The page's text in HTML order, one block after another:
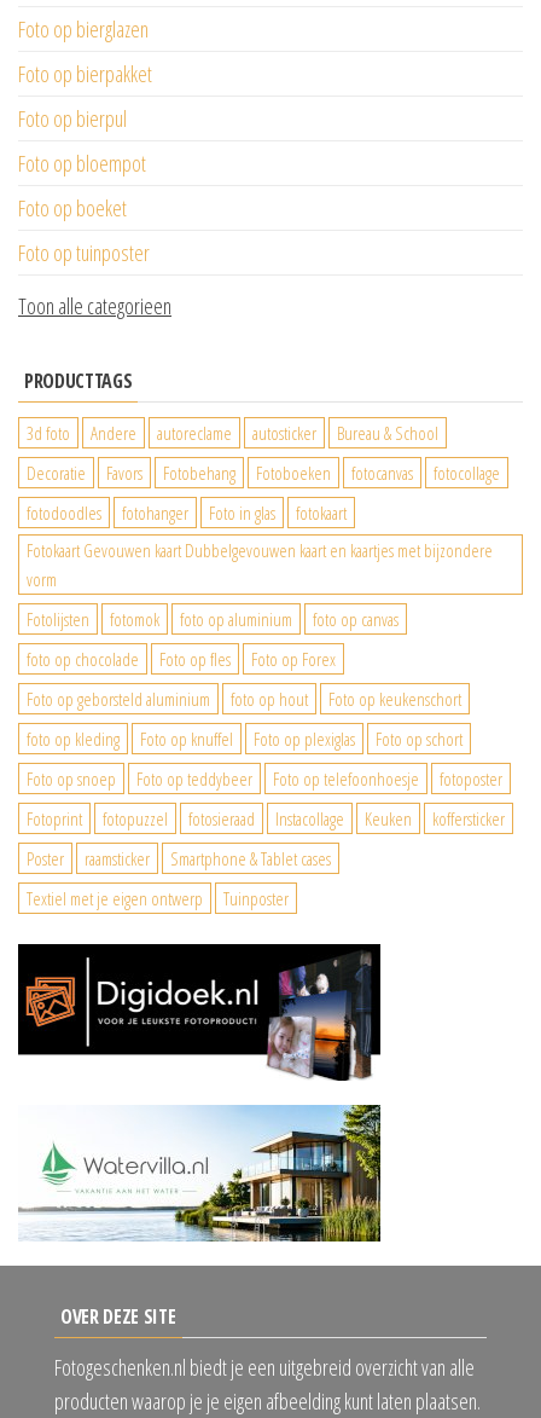
Foto op bierglazen
Foto op bierpakket
Foto op bierpul
Foto op bloempot
Foto op boeket
Foto op tuinposter
Toon alle categorieen
PRODUCTTAGS
3d foto Andere autoreclame autosticker
Bureau & School
Decoratie
Favors Fotobehang Fotoboeken fotocanvas
fotocollage
fotodoodles
fotohanger Foto in glas
fotokaart
Fotokaart Gevouwen kaart Dubbelgevouwen kaart en kaartjes met bijzondere
vorm
Fotolijsten
fotomok foto op aluminium
foto op canvas
foto op chocolade
Foto op fles
Foto op Forex
Foto op geborsteld aluminium
foto op hout
Foto op keukenschort
foto op kleding
Foto op knuffel Foto op plexiglas
Foto op schort
Foto op snoep
Foto op teddybeer Foto op telefoonhoesje
fotoposter
Fotoprint
fotopuzzel fotosieraad Instacollage Keuken
koffersticker
Poster
raamsticker
Smartphone & Tablet cases
Textiel met je eigen ontwerp
Tuinposter
OVER DEZE SITE
Fotogeschenken.nl biedt je een uitgebreid overzicht van alle
producten waarop je je eigen afbeelding kunt laten plaatsen.